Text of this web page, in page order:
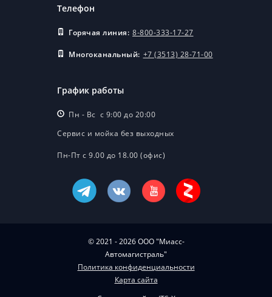
Телефон
Горячая линия: 8-800-333-17-27
Многоканальный: +7 (3513) 28-71-00
График работы
Пн - Вс с 9:00 до 20:00
Сервис и мойка без выходных
Пн-Пт с 9.00 до 18.00 (офис)
© 2021 - 2026 ООО "Миасс-
Автомагистраль"
Политика конфиденциальности
Карта сайта